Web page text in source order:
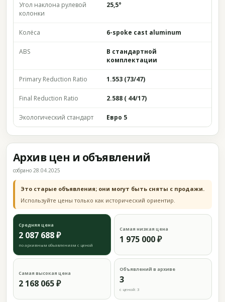
Угол наклона рулевой
колонки
25,5°
Колёса 6-spoke cast aluminum
ABS
В стандартной
комплектации
Primary Reduction Ratio 1.553 (73/47)
Final Reduction Ratio 2.588 ( 44/17)
Экологический стандарт Евро 5
Архив цен и объявлений
собрано 28.04.2025
Это старые объявления; они могут быть сняты с продажи.
Используйте цены только как исторический ориентир.
Средняя цена
2 087 688 ₽
по архивным объявлениям с ценой
Самая низкая цена
1 975 000 ₽
Самая высокая цена
2 168 065 ₽
Объявлений в архиве
3
с ценой: 3